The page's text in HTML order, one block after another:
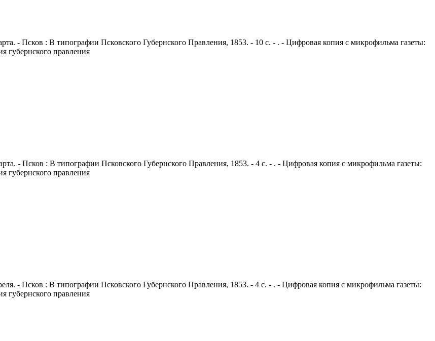
- Псков : В типографии Псковского Губернского Правления, 1853. - 10 с. - . - Цифровая копия с микрофильма газеты:
губернского правления
- Псков : В типографии Псковского Губернского Правления, 1853. - 4 с. - . - Цифровая копия с микрофильма газеты:
губернского правления
- Псков : В типографии Псковского Губернского Правления, 1853. - 4 с. - . - Цифровая копия с микрофильма газеты:
губернского правления